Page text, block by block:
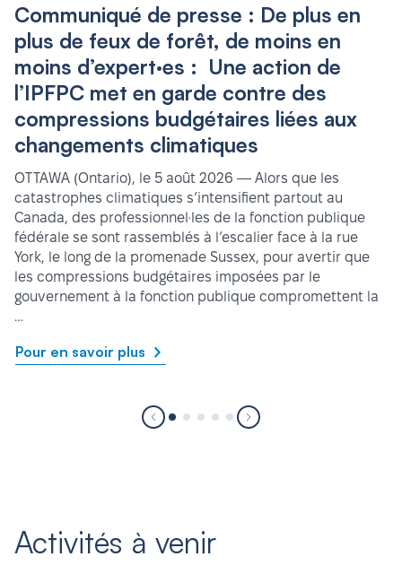
Communiqué de presse : De plus en
plus de feux de forêt, de moins en
moins d’expert·es : Une action de
l’IPFPC met en garde contre des
compressions budgétaires liées aux
changements climatiques
OTTAWA (Ontario), le 5 août 2026 — Alors que les
catastrophes climatiques s’intensifient partout au
Canada, des professionnel·les de la fonction publique
fédérale se sont rassemblés à l’escalier face à la rue
York, le long de la promenade Sussex, pour avertir que
les compressions budgétaires imposées par le
gouvernement à la fonction publique compromettent la
…
Pour en savoir plus
Activités à venir